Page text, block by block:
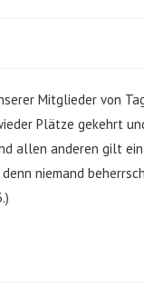
Mitglieder von
Plätze gekehrt
allen anderen gilt
niemand